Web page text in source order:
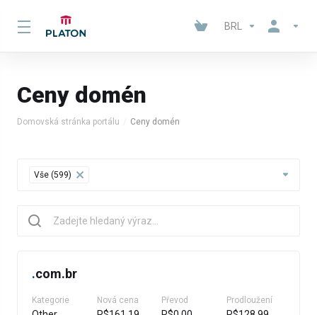
BRL
Ceny domén
Domovská stránka portálu Ceny domén
Vše (599) ×
.com.br
Kategorie Nová cena Převod Prodloužení